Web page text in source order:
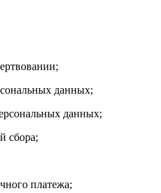
данных;
данных;
сбора;
платежа;